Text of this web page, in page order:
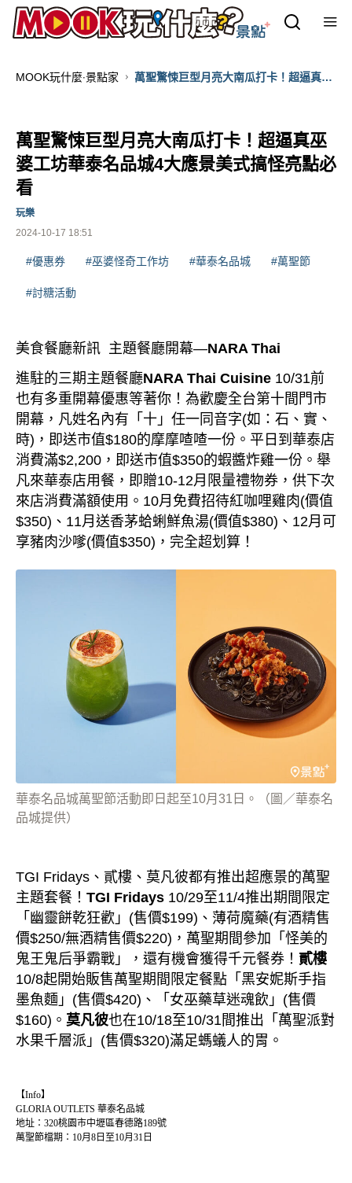
MOOK玩什麼‧景點家
萬聖驚悚巨型月亮大南瓜打卡！超逼真巫
萬聖驚悚巨型月亮大南瓜打卡！超逼真巫
婆工坊華泰名品城4大應景美式搞怪亮點必
看
2024-10-17 18:51
玩樂
#優惠券 #巫婆怪奇工作坊 #華泰名品城 #萬聖節
#討糖活動
美食餐廳新訊 主題餐廳開幕—NARA Thai
進駐的三期主題餐廳NARA Thai Cuisine 10/31前
也有多重開幕優惠等著你！為歡慶全台第十間門市
開幕，凡姓名內有「十」任一同音字(如：石、實、
時) ，即送市值$180的摩摩喳喳一份。平日到華泰店
消費滿$2,200 ，即送市值$350的蝦醬炸雞一份。舉
凡來華泰店用餐，即贈10-12月限量禮物券，供下次
來店消費滿額使用。 10月免費招待紅咖哩雞肉 (價值
$350) 、 11月送香茅蛤蜊鮮魚湯(價值$380) 、 12月可
享豬肉沙嗲(價值$350) ，完全超划算！
華泰名品城萬聖節活動即日起至10月31日。（圖／華泰名
品城提供）
TGI Fridays 、貳樓、莫凡彼都有推出超應景的萬聖
主題套餐！ TGI Fridays 10/29至11/4推出期間限定
「幽靈餅乾狂歡」 (售價$199) 、薄荷魔藥(有酒精售
價$250/無酒精售價$220) ，萬聖期間參加「怪美的
鬼王鬼后爭霸戰」，還有機會獲得千元餐券！ 貳樓
10/8起開始販售萬聖期間限定餐點「黑安妮斯手指
墨魚麵」 (售價$420) 、「女巫藥草迷魂飲」 (售價
$160) 。 莫凡彼也在10/18至10/31 間推出「萬聖派對
水果千層派」 (售價$320)滿足螞蟻人的胃。
【Info】
GLORIA OUTLETS 華泰名品城
地址：320桃園市中壢區春德路189號
萬聖節檔期：10月8日至10月31日